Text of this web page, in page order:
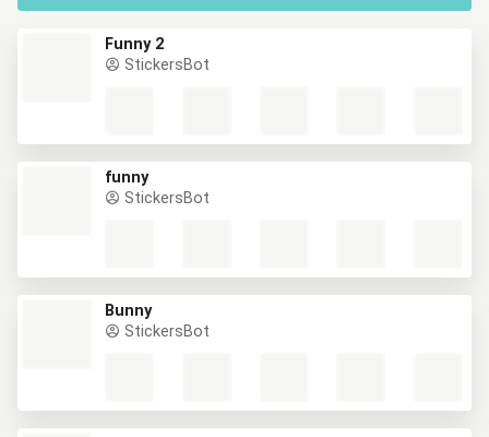
Funny 2
StickersBot
funny
StickersBot
Bunny
StickersBot